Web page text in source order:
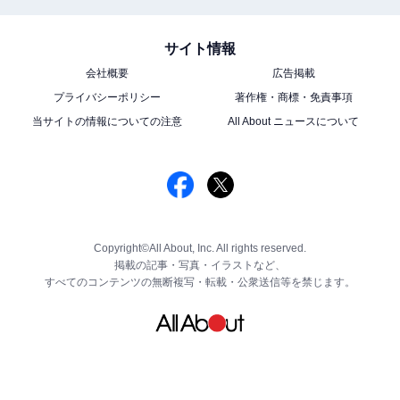
サイト情報
会社概要
広告掲載
プライバシーポリシー
著作権・商標・免責事項
当サイトの情報についての注意
All About ニュースについて
Copyright©All About, Inc. All rights reserved.
掲載の記事・写真・イラストなど、
すべてのコンテンツの無断複写・転載・公衆送信等を禁じます。